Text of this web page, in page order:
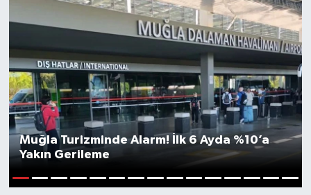
Muğla Turizminde Alarm! İlk 6 Ayda %10’a
Yakın Gerileme
Süper Lig Puan Durumu ve Fikstür
Son Dakika Haberleri
Haber Arşivi